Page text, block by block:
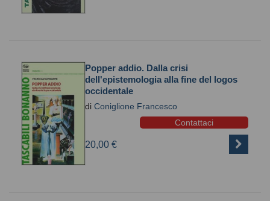
Popper addio. Dalla crisi
dell'epistemologia alla fine del logos
occidentale
di Coniglione Francesco
Contattaci
20,00 €